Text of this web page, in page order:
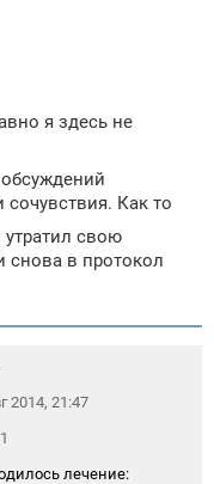
я здесь не
Как то
свою
снова в протокол
2014, 21:47
1
лечение: